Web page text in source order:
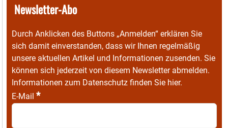
Newsletter-Abo
Durch Anklicken des Buttons „Anmelden“ erklären Sie
sich damit einverstanden, dass wir Ihnen regelmäßig
unsere aktuellen Artikel und Informationen zusenden. Sie
können sich jederzeit von diesem Newsletter abmelden.
Informationen zum Datenschutz finden Sie hier.
E-Mail *